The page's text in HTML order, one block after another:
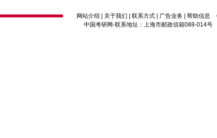
网站介绍 关于我们 联系方式 广告业务 帮助信息
中国考研网-联系地址：上海市邮政信箱088-014